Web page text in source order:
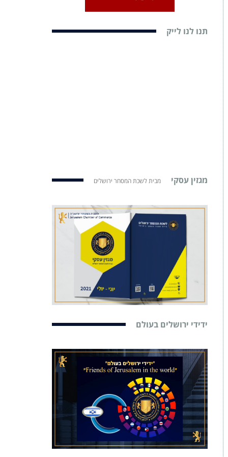
תנו לנו לייק
מגזין עסקי מבית לשכת המסחר ירושלים
ידידי ירושלים בעולם